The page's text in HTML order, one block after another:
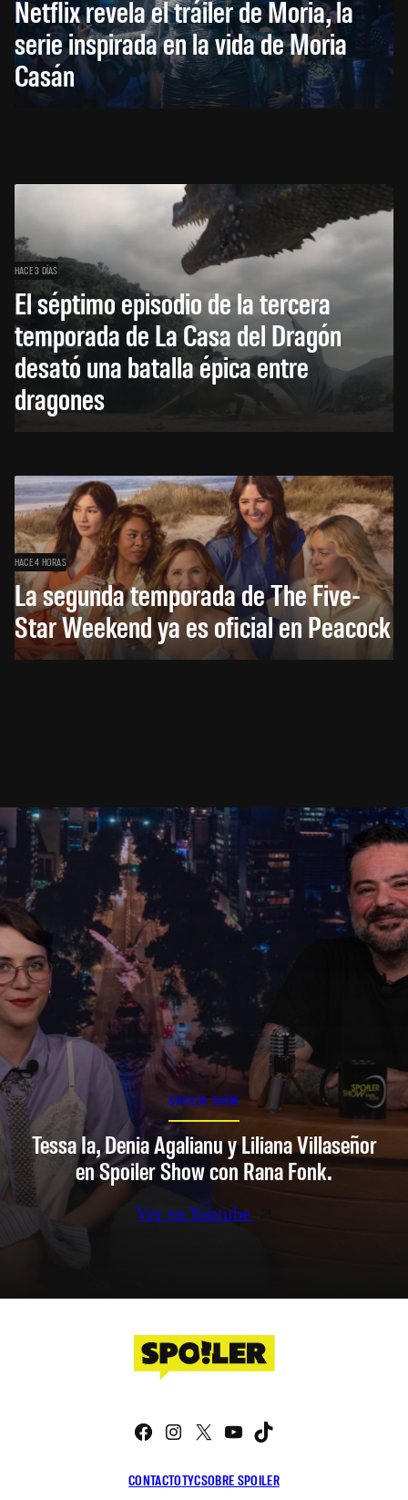
Netflix revela el tráiler de Moria, la
serie inspirada en la vida de Moria
Casán
HACE 3 DÍAS
El séptimo episodio de la tercera
temporada de La Casa del Dragón
desató una batalla épica entre
dragones
HACE 4 HORAS
La segunda temporada de The Five-
Star Weekend ya es oficial en Peacock
SPOILER SHOW
Tessa Ia, Denia Agalianu y Liliana Villaseñor
en Spoiler Show con Rana Fonk.
Ver en Youtube
CONTACTOTYCSOBRE SPOILER
Facebook
Instagram
X YouTube